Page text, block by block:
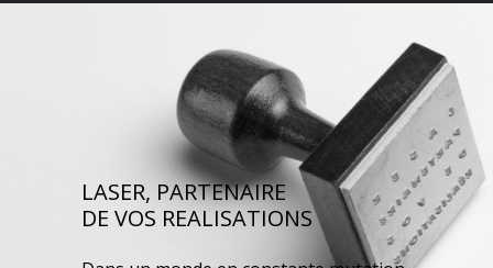
LASER, PARTENAIRE
DE VOS REALISATIONS